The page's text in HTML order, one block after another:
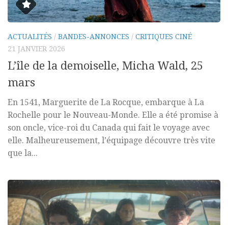
ACTUALITÉS / BANDES-ANNONCES / CRITIQUES CINÉ
21 JANVIER 2026
L’île de la demoiselle, Micha Wald, 25
mars
En 1541, Marguerite de La Rocque, embarque à La
Rochelle pour le Nouveau-Monde. Elle a été promise à
son oncle, vice-roi du Canada qui fait le voyage avec
elle. Malheureusement, l’équipage découvre très vite
que la...